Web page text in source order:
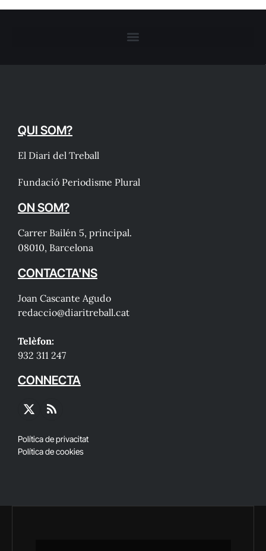
QUI SOM?
El Diari del Treball
Fundació Periodisme Plural
ON SOM?
Carrer Bailén 5, principal.
08010, Barcelona
CONTACTA'NS
Joan Cascante Agudo
redaccio@diaritreball.cat
Telèfon:
932 311 247
CONNECTA
X
RSS
Política de privacitat
Política de cookies